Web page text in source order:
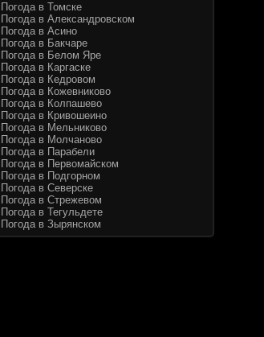
Погода в Томске
Погода в Александровском
Погода в Асино
Погода в Бакчаре
Погода в Белом Яре
Погода в Каргаске
Погода в Кедровом
Погода в Кожевниково
Погода в Колпашево
Погода в Кривошеино
Погода в Мельниково
Погода в Молчаново
Погода в Парабели
Погода в Первомайском
Погода в Подгорном
Погода в Северске
Погода в Стрежевом
Погода в Тегульдете
Погода в Зырянском